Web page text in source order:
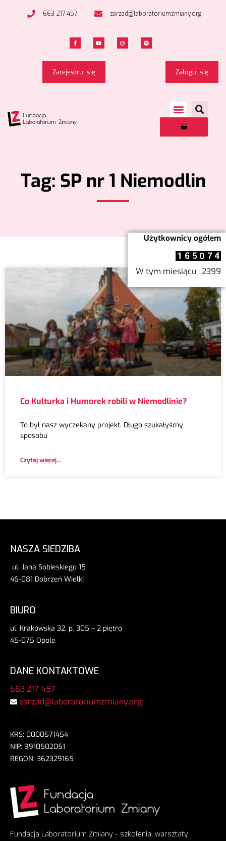
663 217 457 zarzad@laboratoriumzmiany.org
Zarejestruj się Zaloguj się
Tag: SP nr 1 Niemodlin
Co Kulturka i Humorek robili w Niemodlinie?
To był nasz wyczekany projekt. Długo szukałyśmy
sposobu
Czytaj więcej...
Fundacja Laboratorium Zmiany – szkolenia, warsztaty,
NASZA SIEDZIBA
ul. Jana Sobieskiego 15
46-081 Dobrzeń Wielki
BIURO
ul. Krakowska 32, p. 305 – 2 piętro
45-075 Opole
DANE KONTAKTOWE
663 217 457
zarzad@laboratoriumzmiany.org
KRS: 0000571454
NIP: 9910502051
REGON: 362329165
Użytkownicy ogółem
W tym miesiącu : 2399